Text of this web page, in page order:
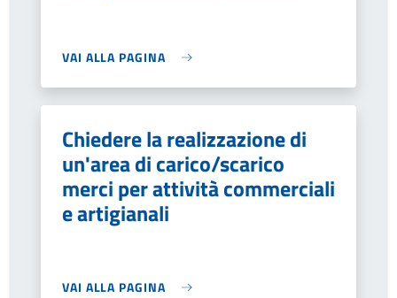
VAI ALLA PAGINA
Chiedere la realizzazione di
un'area di carico/scarico
merci per attività commerciali
e artigianali
VAI ALLA PAGINA